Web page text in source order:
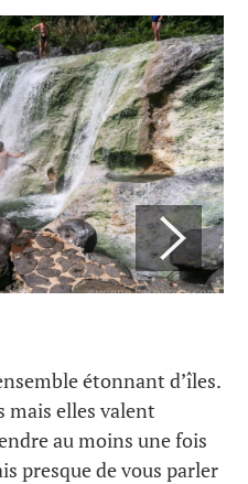
étonnant d’îles.
mais elles valent
au moins une fois
presque de vous parler